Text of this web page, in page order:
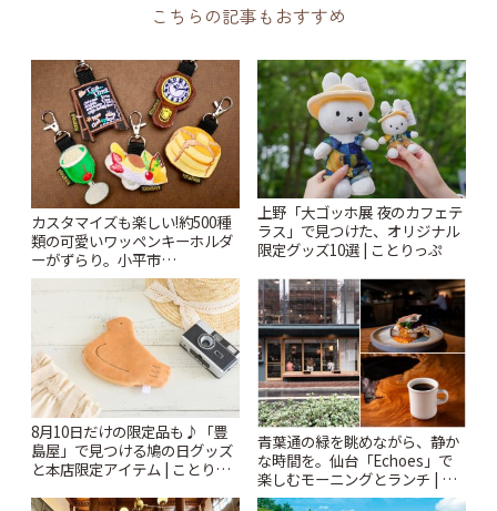
こちらの記事もおすすめ
カスタマイズも楽しい!約500種
類の可愛いワッペンキーホルダ
ーがずらり。小平市
「Kimamaya T&K」 | ことりっ
上野「大ゴッホ展 夜のカフェテ
ラス」で見つけた、オリジナル
限定グッズ10選 | ことりっぷ
8月10日だけの限定品も♪「豊
島屋」で見つける鳩の日グッズ
と本店限定アイテム | ことりっ
青葉通の緑を眺めながら、静か
な時間を。仙台「Echoes」で
楽しむモーニングとランチ | こ
とりっぷ